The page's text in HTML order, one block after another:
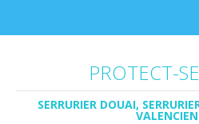
PROTECT-
SERRURIER DOUAI,